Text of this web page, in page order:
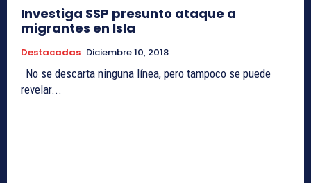
Investiga SSP presunto ataque a
migrantes en Isla
Destacadas Diciembre 10, 2018
· No se descarta ninguna línea, pero tampoco se puede
revelar...